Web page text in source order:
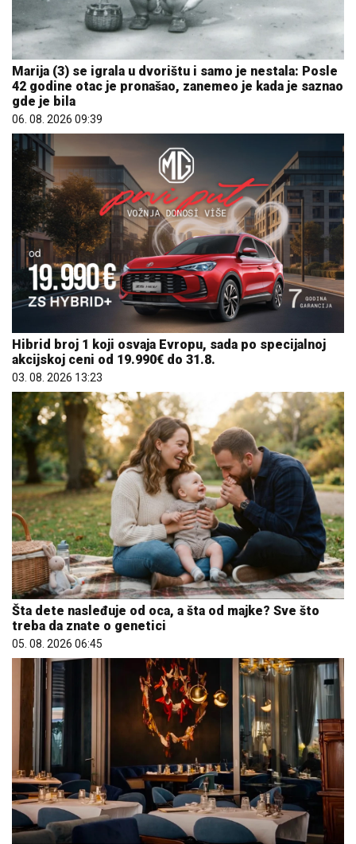
Marija (3) se igrala u dvorištu i samo je nestala: Posle
42 godine otac je pronašao, zanemeo je kada je saznao
gde je bila
06. 08. 2026 09:39
Hibrid broj 1 koji osvaja Evropu, sada po specijalnoj
akcijskoj ceni od 19.990€ do 31.8.
03. 08. 2026 13:23
Šta dete nasleđuje od oca, a šta od majke? Sve što
treba da znate o genetici
05. 08. 2026 06:45